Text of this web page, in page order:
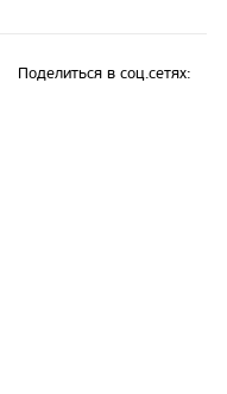
Поделиться в соц.сетях: